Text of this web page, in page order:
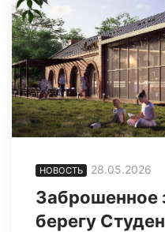
НОВОСТЬ 28.05.2026
Заброшенное
берегу